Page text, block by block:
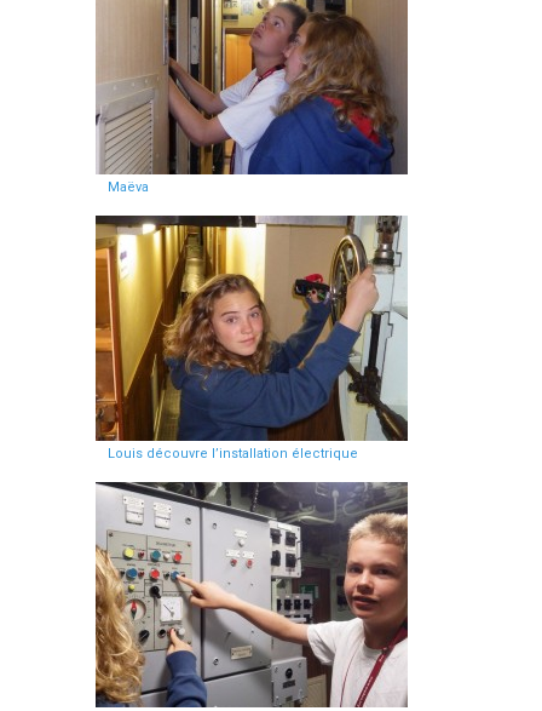
Maëva
Louis découvre l’installation électrique